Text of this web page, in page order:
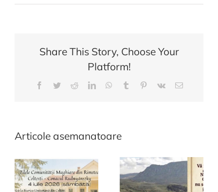
Agenția
Share This Story, Choose Your
Platform!
Facebook
TwitterRedditLinkedInWhatsApp
Tumblr Pinterest
Vk
E-
Articole asemanatoare